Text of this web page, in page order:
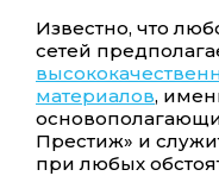
Известно, что
сетей
материалов,
Престиж» и
при любых